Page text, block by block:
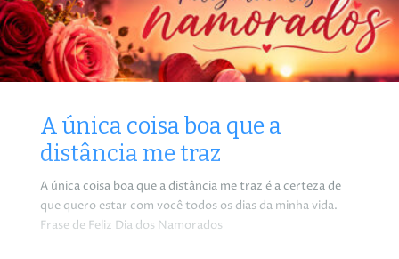
A única coisa boa que a
distância me traz
A única coisa boa que a distância me traz é a certeza de
que quero estar com você todos os dias da minha vida.
Frase de Feliz Dia dos Namorados